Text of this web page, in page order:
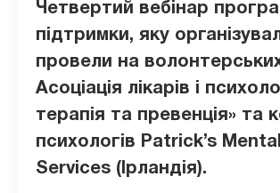
Четвертий вебінар
підтримки, яку
провели на
Асоціація лікарів і
терапія та превенція» та
психологів Patrick’s
Services (Ірландія).